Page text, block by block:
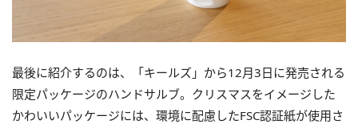
最後に紹介するのは、「キールズ」から12月3日に発売される
限定パッケージのハンドサルブ。クリスマスをイメージした
かわいいパッケージには、環境に配慮したFSC認証紙が使用さ